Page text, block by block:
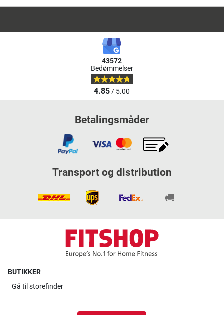
43572
Bedømmelser
4.85/ 5.00
Betalingsmåder
Transport og distribution
BUTIKKER
Gå til storefinder